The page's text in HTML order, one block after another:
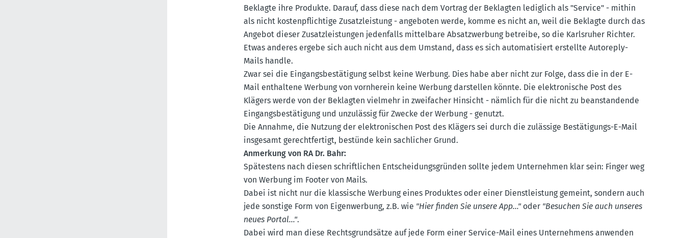
Beklagte ihre Produkte. Darauf, dass diese nach dem Vortrag der Beklagten lediglich als "Service" - mithin
als nicht kosten­pflichtige Zusatz­leistung - angeboten werde, komme es nicht an, weil die Beklagte durch das
Angebot dieser Zusatz­leis­tungen jeden­falls mittelbare Absatz­werbung betreibe, so die Karls­ruher Richter.
Etwas anderes ergebe sich auch nicht aus dem Umstand, dass es sich automa­ti­siert erstellte Autoreply-
Mails handle.
Zwar sei die Eingangs­be­stä­tigung selbst keine Werbung. Dies habe aber nicht zur Folge, dass die in der E-
Mail enthaltene Werbung von vornherein keine Werbung darstellen könnte. Die elektro­nische Post des
Klägers werde von der Beklagten vielmehr in zweifacher Hinsicht - nämlich für die nicht zu beanstan­dende
Eingangs­be­stä­tigung und unzulässig für Zwecke der Werbung - genutzt.
Die Annahme, die Nutzung der elektro­ni­schen Post des Klägers sei durch die zulässige Bestä­ti­gungs-E-Mail
insgesamt gerecht­fertigt, bestünde kein sachlicher Grund.
Anmerkung von RA Dr. Bahr:
Spätestens nach diesen schrift­lichen Entschei­dungs­gründen sollte jedem Unter­nehmen klar sein: Finger weg
von Werbung im Footer von Mails.
Dabei ist nicht nur die klassische Werbung eines Produktes oder einer Dienst­leistung gemeint, sondern auch
jede sonstige Form von Eigen­werbung, z.B. wie "Hier finden Sie unsere App..."oder "Besuchen Sie auch unseres
neues Portal...".
Dabei wird man diese Rechts­grund­sätze auf jede Form einer Service-Mail eines Unter­nehmens anwenden